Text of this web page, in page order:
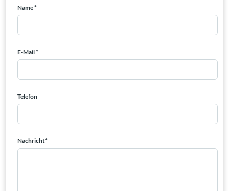
Name *
E-Mail *
Telefon
Nachricht*